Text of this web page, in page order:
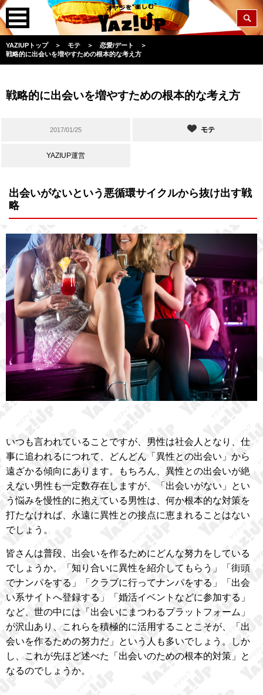
YAZIUPトップ ＞ モテ ＞ 恋愛/デート
＞
戦略的に出会いを増やすための根本的な考え方
戦略的に出会いを増やすための根本的な考え方
2017/01/25 モテ
YAZIUP運営
出会いがないという悪循環サイクルから抜け出す戦
略
いつも言われていることですが、男性は社会人となり、仕
事に追われるにつれて、どんどん「異性との出会い」から
遠ざかる傾向にあります。もちろん、異性との出会いが絶
えない男性も一定数存在しますが、「出会いがない」とい
う悩みを慢性的に抱えている男性は、何か根本的な対策を
打たなければ、永遠に異性との接点に恵まれることはない
でしょう。
皆さんは普段、出会いを作るためにどんな努力をしている
でしょうか。「知り合いに異性を紹介してもらう」「街頭
でナンパをする」「クラブに行ってナンパをする」「出会
い系サイトへ登録する」「婚活イベントなどに参加する」
など、世の中には「出会いにまつわるプラットフォーム」
が沢山あり、これらを積極的に活用することこそが、「出
会いを作るための努力だ」という人も多いでしょう。しか
し、これが先ほど述べた「出会いのための根本的対策」と
なるのでしょうか。